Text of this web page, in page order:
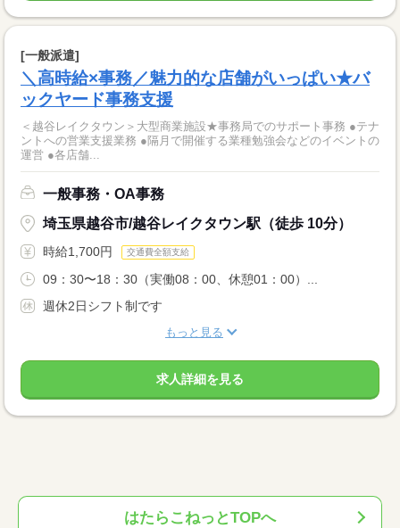
[一般派遣]
＼高時給×事務／魅力的な店舗がいっぱい★バ
ックヤード事務支援
＜越谷レイクタウン＞大型商業施設★事務局でのサポート事務 ●テナ
ントへの営業支援業務 ●隔月で開催する業種勉強会などのイベントの
運営 ●各店舗...
一般事務・OA事務
埼玉県越谷市/越谷レイクタウン駅（徒歩 10分）
時給1,700円 交通費全額支給
09：30〜18：30（実働08：00、休憩01：00）...
週休2日シフト制です
もっと見る
求人詳細を見る
はたらこねっとTOPへ